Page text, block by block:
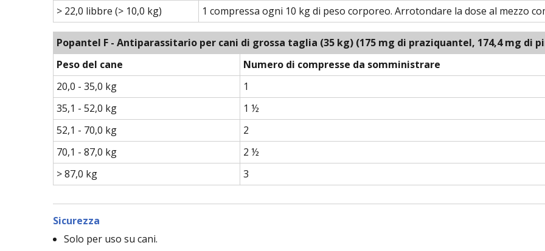
> 22,0 libbre (> 10,0 kg)
1 compressa ogni 10 kg di peso corporeo. Arrotondare la dose al mezzo
Popantel F - Antiparassitario per cani di grossa taglia (35 kg) (175 mg di praziquantel, 174,4 mg di
Peso del cane
Numero di compresse da somministrare
20,0 - 35,0 kg
1
35,1 - 52,0 kg
1 ½
52,1 - 70,0 kg
2
70,1 - 87,0 kg
2 ½
> 87,0 kg
3
Sicurezza
Solo per uso su cani.